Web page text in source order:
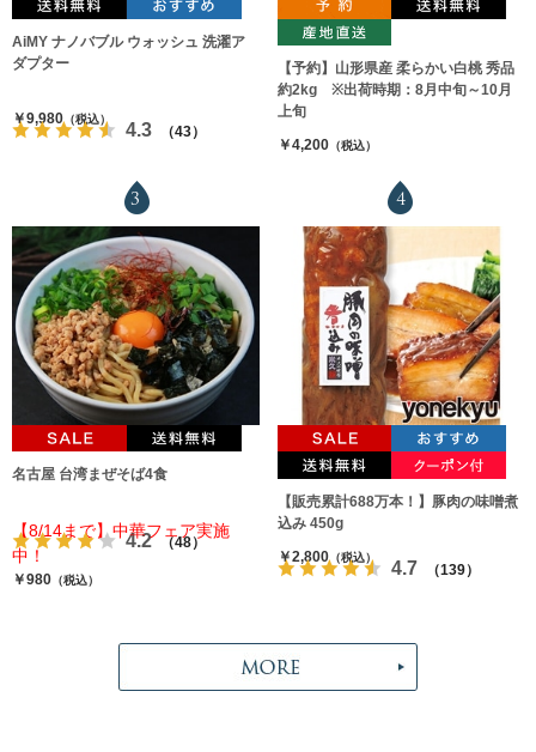
AiMY ナノバブル ウォッシュ 洗濯ア
ダプター
4.3 （43）
￥9,980（税込）
【予約】山形県産 柔らかい白桃 秀品
約2kg ※出荷時期：8月中旬～10月
上旬
￥4,200（税込）
3
名古屋 台湾まぜそば4食
4.2 （48）
【8/14まで】中華フェア実施
中！
￥980 （税込）
4
【販売累計688万本！】豚肉の味噌煮
込み 450g
4.7 （139）
￥2,800（税込）